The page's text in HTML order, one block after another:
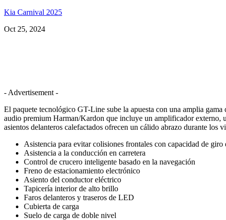
Kia Carnival 2025
Oct 25, 2024
- Advertisement -
El paquete tecnológico GT-Line sube la apuesta con una amplia
audio premium Harman/Kardon que incluye un amplificador externo,
asientos delanteros calefactados ofrecen un cálido abrazo durante
Asistencia para evitar colisiones frontales con capacidad de
Asistencia a la conducción en carretera
Control de crucero inteligente basado en la navegación
Freno de estacionamiento electrónico
Asiento del conductor eléctrico
Tapicería interior de alto brillo
Faros delanteros y traseros de LED
Cubierta de carga
Suelo de carga de doble nivel